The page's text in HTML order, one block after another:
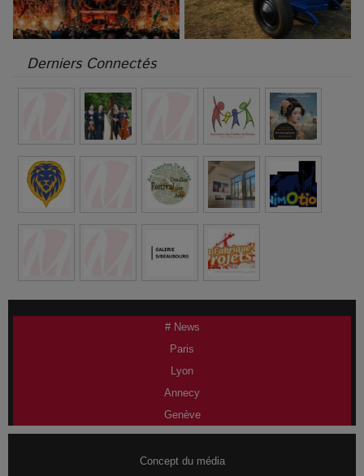
Derniers Connectés
# News
Paris
Lyon
Annecy
Genève
Concept du média